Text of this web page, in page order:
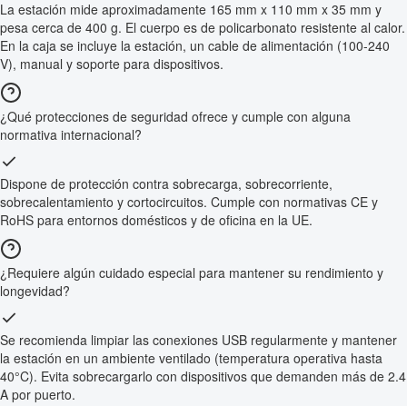
La estación mide aproximadamente 165 mm x 110 mm x 35 mm y
pesa cerca de 400 g. El cuerpo es de policarbonato resistente al calor.
En la caja se incluye la estación, un cable de alimentación (100-240
V), manual y soporte para dispositivos.
¿Qué protecciones de seguridad ofrece y cumple con alguna
normativa internacional?
Dispone de protección contra sobrecarga, sobrecorriente,
sobrecalentamiento y cortocircuitos. Cumple con normativas CE y
RoHS para entornos domésticos y de oficina en la UE.
¿Requiere algún cuidado especial para mantener su rendimiento y
longevidad?
Se recomienda limpiar las conexiones USB regularmente y mantener
la estación en un ambiente ventilado (temperatura operativa hasta
40°C). Evita sobrecargarlo con dispositivos que demanden más de 2.4
A por puerto.